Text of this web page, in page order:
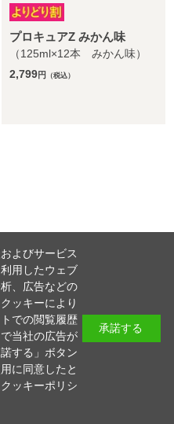
プロキュアZ みかん味
（125ml×12本 みかん味）
2,799円 （税込）
よびサービス
用したウェブ
、広告などの
ッキーにより
での閲覧履歴
当社の広告が
する」ボタン
に同意したと
クッキーポリシ
承諾する